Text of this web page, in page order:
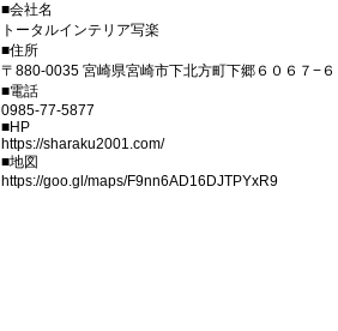
■会社名
トータルインテリア写楽
■住所
〒880-0035 宮崎県宮崎市下北方町下郷６０６７−６
■電話
0985-77-5877
■HP
https://sharaku2001.com/
■地図
https://goo.gl/maps/F9nn6AD16DJTPYxR9